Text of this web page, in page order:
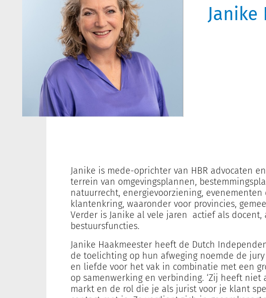
Janike
Janike is mede-oprichter van HBR advocaten
terrein van omgevingsplannen,
natuurrecht, energievoorziening,
klantenkring, waaronder voor provincies,
Verder is Janike al vele jaren actief als
bestuursfuncties.
Janike Haakmeester heeft de Dutch
de toelichting op hun afweging noemde de
en liefde voor het vak in combinatie met een
op samenwerking en verbinding. ‘Zij heeft
markt en de rol die je als jurist voor je klant